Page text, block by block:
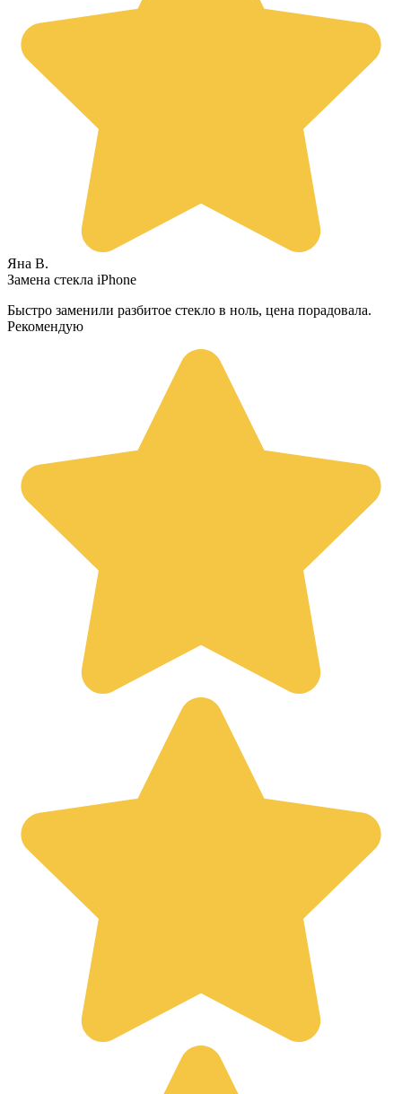
Яна В.
Замена стекла iPhone
Быстро заменили разбитое стекло в ноль, цена порадовала.
Рекомендую